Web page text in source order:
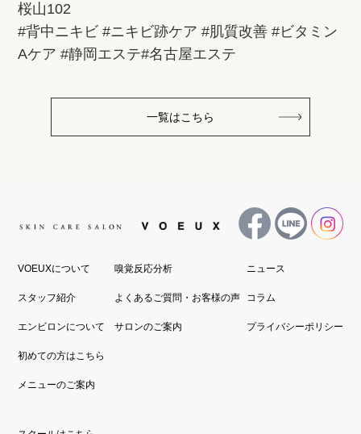
桜山102
#背中ニキビ #ニキビ跡ケア #肌質改善 #ビタミン
Aケア #静岡エステ#名古屋エステ
一覧はこちら
VOEUXについて
スタッフ紹介
エンビロンについて
初めての方はこちら
メニューのご案内
嗅覚反応分析
よくあるご質問・お客様の声
サロンのご案内
ニュース
コラム
プライバシーポリシー